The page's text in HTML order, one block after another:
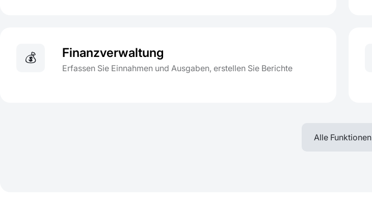
💰 Finanzverwaltung
Erfassen Sie Einnahmen und Ausgaben, erstellen Sie Berichte
Alle Funktionen